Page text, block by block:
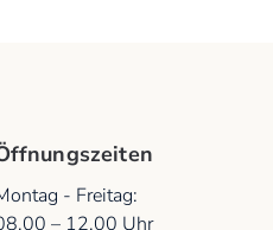
- Freitag:
– 12.00 Uhr